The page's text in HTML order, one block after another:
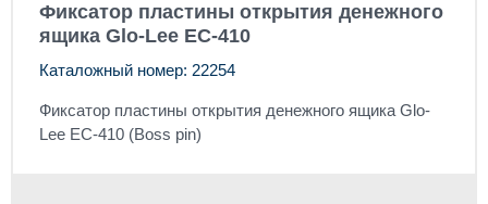
Фиксатор пластины открытия денежного
ящика Glo-Lee EC-410
Каталожный номер: 22254
Фиксатор пластины открытия денежного ящика Glo-
Lee EC-410 (Boss pin)